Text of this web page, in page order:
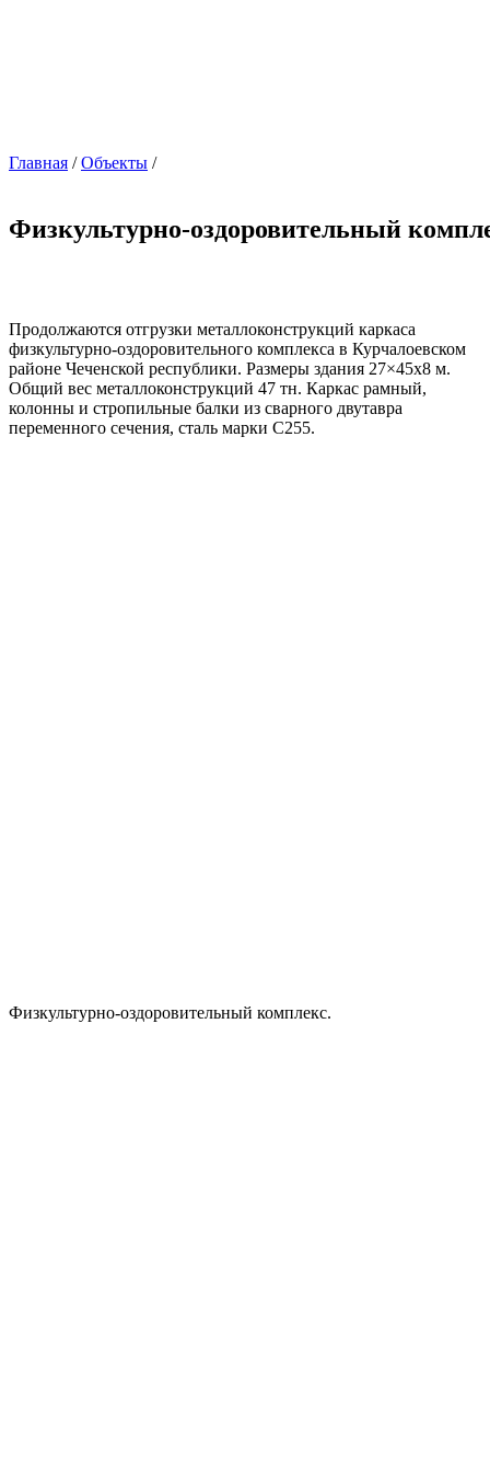
Главная /Объекты /
Физкультурно-оздоровительный
Продолжаются отгрузки металлоконструкций каркаса
физкультурно-оздоровительного комплекса в Курчалоевском
районе Чеченской республики. Размеры здания 27×45х8 м.
Общий вес металлоконструкций 47 тн. Каркас рамный,
колонны и стропильные балки из сварного двутавра
переменного сечения, сталь марки С255.
Физкультурно-оздоровительный комплекс.